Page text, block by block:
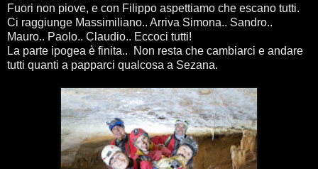
Fuori non piove, e con Filippo aspettiamo che escano tutti.
Ci raggiunge Massimiliano.. Arriva Simona.. Sandro..
Mauro.. Paolo.. Claudio.. Eccoci tutti!
La parte ipogea è finita.. Non resta che cambiarci e andare
tutti quanti a papparci qualcosa a Sezana.